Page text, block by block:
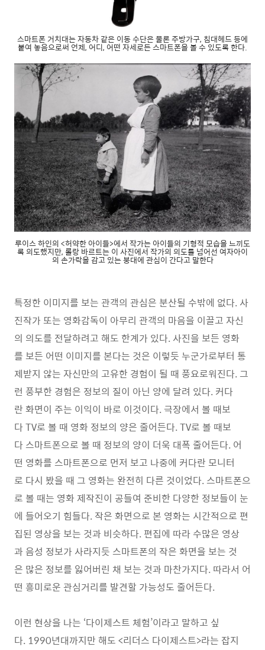
스마트폰 거치대는 자동차 같은 이동 수단은 물론 주방가구, 침대헤드 등에
붙여 놓음으로써 언제, 어디, 어떤 자세로든 스마트폰을 볼 수 있도록 한다.
루이스 하인의 <허약한 아이들>에서 작가는 아이들의 기형적 모습을 느끼도
록 의도했지만, 롤랑 바르트는 이 사진에서 작가의 의도를 넘어선 여자아이
의 손가락을 감고 있는 붕대에 관심이 간다고 말한다
특정한 이미지를 보는 관객의 관심은 분산될 수밖에 없다. 사
진작가 또는 영화감독이 아무리 관객의 마음을 이끌고 자신
의 의도를 전달하려고 해도 한계가 있다. 사진을 보든 영화
를 보든 어떤 이미지를 본다는 것은 이렇듯 누군가로부터 통
제받지 않는 자신만의 고유한 경험이 될 때 풍요로워진다. 그
런 풍부한 경험은 정보의 질이 아닌 양에 달려 있다. 커다
란 화면이 주는 이익이 바로 이것이다. 극장에서 볼 때보
다 TV로 볼 때 영화 정보의 양은 줄어든다. TV로 볼 때보
다 스마트폰으로 볼 때 정보의 양이 더욱 대폭 줄어든다. 어
떤 영화를 스마트폰으로 먼저 보고 나중에 커다란 모니터
로 다시 봤을 때 그 영화는 완전히 다른 것이었다. 스마트폰으
로 볼 때는 영화 제작진이 공들여 준비한 다양한 정보들이 눈
에 들어오기 힘들다. 작은 화면으로 본 영화는 시간적으로 편
집된 영상을 보는 것과 비슷하다. 편집에 따라 수많은 영상
과 음성 정보가 사라지듯 스마트폰의 작은 화면을 보는 것
은 많은 정보를 잃어버린 채 보는 것과 마찬가지다. 따라서 어
떤 흥미로운 관심거리를 발견할 가능성도 줄어든다.
이런 현상을 나는 ‘다이제스트 체험’이라고 말하고 싶
다. 1990년대까지만 해도 <리더스 다이제스트>라는 잡지